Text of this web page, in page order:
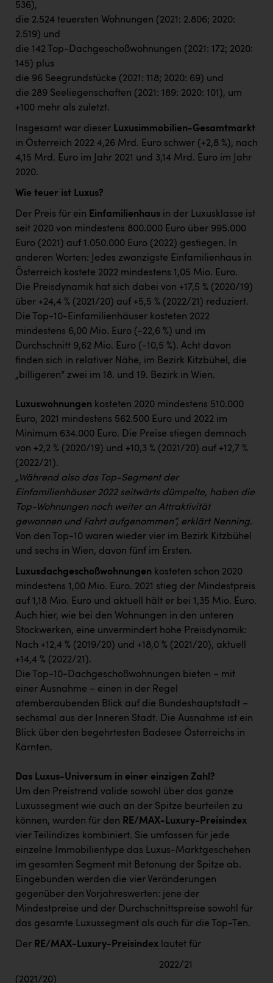
536),
die 2.524 teuersten Wohnungen (2021: 2.806; 2020:
2.519) und
die 142 Top-Dachgeschoßwohnungen (2021: 172; 2020:
145) plus
die 96 Seegrundstücke (2021: 118; 2020: 69) und
die 289 Seeliegenschaften (2021: 189: 2020: 101), um
+100 mehr als zuletzt.
Insgesamt war dieser Luxusimmobilien-Gesamtmarkt
in Österreich 2022 4,26 Mrd. Euro schwer (+2,8 %), nach
4,15 Mrd. Euro im Jahr 2021 und 3,14 Mrd. Euro im Jahr
2020.
Wie teuer ist Luxus?
Der Preis für ein Einfamilienhaus in der Luxusklasse ist
seit 2020 von mindestens 800.000 Euro über 995.000
Euro (2021) auf 1.050.000 Euro (2022) gestiegen. In
anderen Worten: Jedes zwanzigste Einfamilienhaus in
Österreich kostete 2022 mindestens 1,05 Mio. Euro.
Die Preisdynamik hat sich dabei von +17,5 % (2020/19)
über +24,4 % (2021/20) auf +5,5 % (2022/21) reduziert.
Die Top-10-Einfamilienhäuser kosteten 2022
mindestens 6,00 Mio. Euro (-22,6 %) und im
Durchschnitt 9,62 Mio. Euro (-10,5 %). Acht davon
finden sich in relativer Nähe, im Bezirk Kitzbühel, die
„billigeren“ zwei im 18. und 19. Bezirk in Wien.
Luxuswohnungen kosteten 2020 mindestens 510.000
Euro, 2021 mindestens 562.500 Euro und 2022 im
Minimum 634.000 Euro. Die Preise stiegen demnach
von +2,2 % (2020/19) und +10,3 % (2021/20) auf +12,7 %
(2022/21).
„Während also das Top-Segment der
Einfamilienhäuser 2022 seitwärts dümpelte, haben die
Top-Wohnungen noch weiter an Attraktivität
gewonnen und Fahrt aufgenommen“, erklärt Nenning.
Von den Top-10 waren wieder vier im Bezirk Kitzbühel
und sechs in Wien, davon fünf im Ersten.
Luxusdachgeschoßwohnungen kosteten schon 2020
mindestens 1,00 Mio. Euro. 2021 stieg der Mindestpreis
auf 1,18 Mio. Euro und aktuell hält er bei 1,35 Mio. Euro.
Auch hier, wie bei den Wohnungen in den unteren
Stockwerken, eine unvermindert hohe Preisdynamik:
Nach +12,4 % (2019/20) und +18,0 % (2021/20), aktuell
+14,4 % (2022/21).
Die Top-10-Dachgeschoßwohnungen bieten − mit
einer Ausnahme − einen in der Regel
atemberaubenden Blick auf die Bundeshauptstadt –
sechsmal aus der Inneren Stadt. Die Ausnahme ist ein
Blick über den begehrtesten Badesee Österreichs in
Kärnten.
Das Luxus-Universum in einer einzigen Zahl?
Um den Preistrend valide sowohl über das ganze
Luxussegment wie auch an der Spitze beurteilen zu
können, wurden für den RE/MAX-Luxury-Preisindex
vier Teilindizes kombiniert. Sie umfassen für jede
einzelne Immobilientype das Luxus-Marktgeschehen
im gesamten Segment mit Betonung der Spitze ab.
Eingebunden werden die vier Veränderungen
gegenüber den Vorjahreswerten: jene der
Mindestpreise und der Durchschnittspreise sowohl für
das gesamte Luxussegment als auch für die Top-Ten.
Der RE/MAX-Luxury-Preisindex lautet für
2022/21
(2021/20)